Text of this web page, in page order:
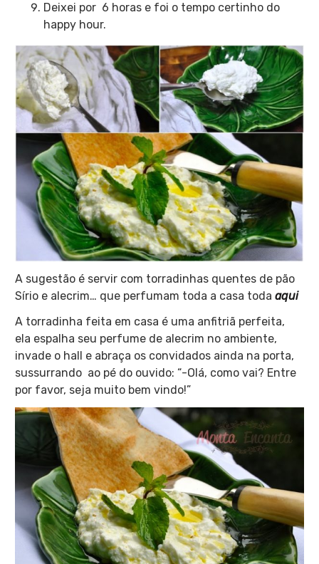
Deixei por 6 horas e foi o tempo certinho do
happy hour.
A sugestão é servir com torradinhas quentes de pão
Sírio e alecrim… que perfumam toda a casa toda aqui
A torradinha feita em casa é uma anfitriã perfeita,
ela espalha seu perfume de alecrim no ambiente,
invade o hall e abraça os convidados ainda na porta,
sussurrando ao pé do ouvido: “-Olá, como vai? Entre
por favor, seja muito bem vindo!”